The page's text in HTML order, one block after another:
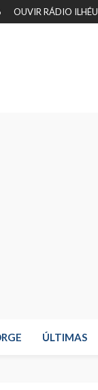
OUVIR RÁDIO ILHÉU
ÚLTIMAS